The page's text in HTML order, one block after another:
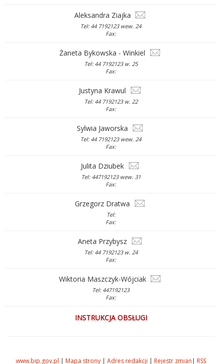
Aleksandra Ziajka
Tel: 44 7192123 wew. 24
Fax:
Żaneta Bykowska - Winkiel
Tel: 44 7192123 w. 25
Fax:
Justyna Krawul
Tel: 44 7192123 w. 22
Fax:
Sylwia Jaworska
Tel: 44 7192123 wew. 24
Fax:
Julita Dziubek
Tel: 447192123 wew. 31
Fax:
Grzegorz Dratwa
Tel:
Fax:
Aneta Przybysz
Tel: 44 7192123 w. 24
Fax:
Wiktoria Maszczyk-Wójciak
Tel: 447192123
Fax:
INSTRUKCJA OBSŁUGI
www.bip.gov.pl | Mapa strony | Adres redakcji | Rejestr zmian | RSS